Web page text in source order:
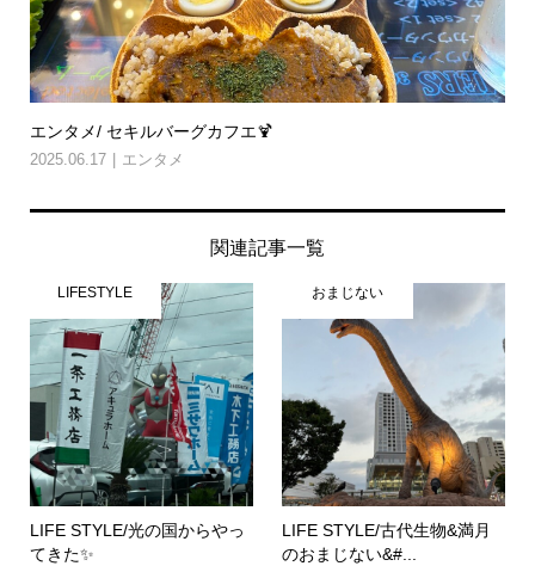
エンタメ/ セキルバーグカフエ🍹
2025.06.17 エンタメ
関連記事一覧
LIFESTYLE
LIFE STYLE/光の国からやっ
てきた✨
おまじない
LIFE STYLE/古代生物&満月
のおまじない&#...